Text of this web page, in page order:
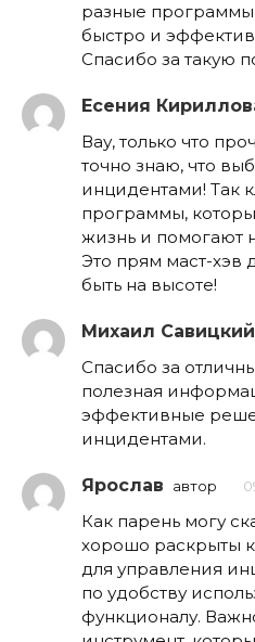
разные
быстро и
Спасибо за такую
Есения
Вау, только что
точно знаю, что
инцидентами! Так
программы,
жизнь и помогают
Это прям маст-хэв
быть на высоте!
Михаил Савицкий
Спасибо за
полезная
эффективные
инцидентами.
Ярослав автор
Как парень могу
хорошо раскрыты
для управления
по удобству
функционалу.